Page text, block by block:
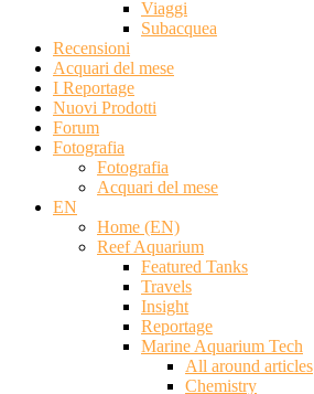
Viaggi
Subacquea
Recensioni
Acquari del mese
I Reportage
Nuovi Prodotti
Forum
Fotografia
Fotografia
Acquari del mese
EN
Home (EN)
Reef Aquarium
Featured Tanks
Travels
Insight
Reportage
Marine Aquarium Tech
All around articles
Chemistry